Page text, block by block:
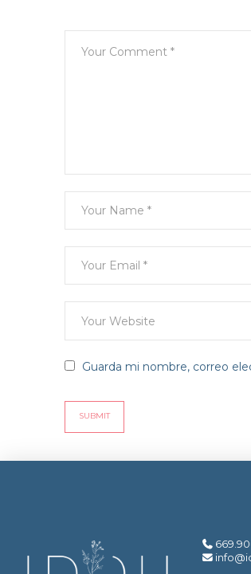
Guarda mi nombre, correo